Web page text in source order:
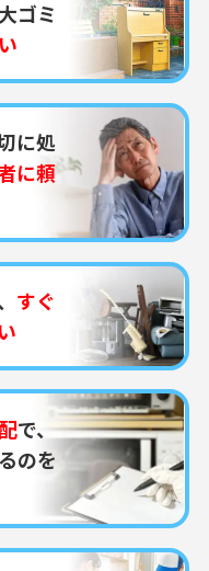
ゴミ
に処
に頼
すぐ
で、
のを